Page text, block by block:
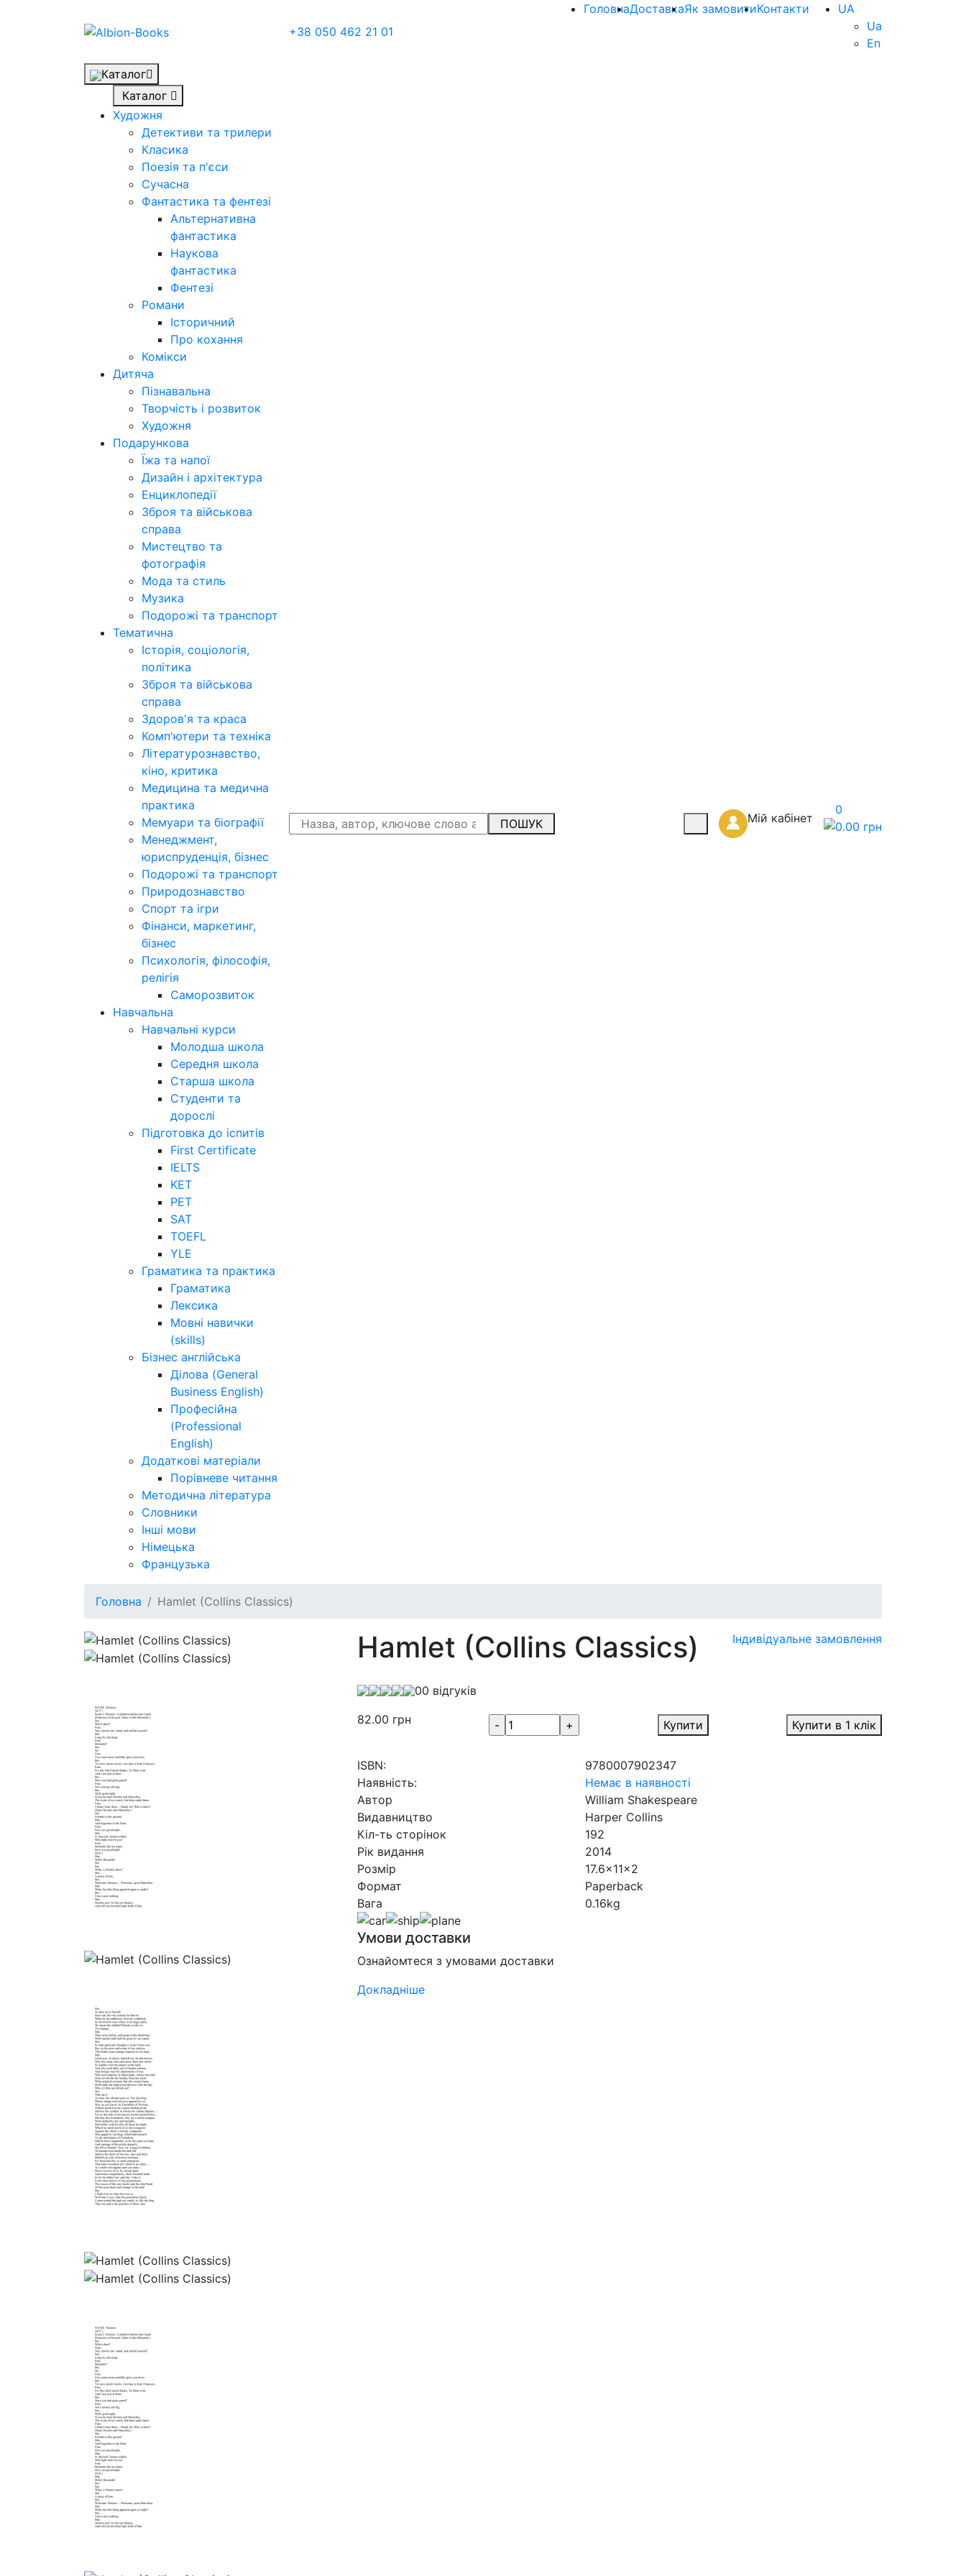
+38 050 462 21 01
ГоловнаДоставкаЯк замовитиКонтакти
UA
Ua
En
Каталог
Каталог
Художня
Детективи та трилери
Класика
Поезія та п'єси
Сучасна
Фантастика та фентезі
Альтернативна
фантастика
Наукова
фантастика
Фентезі
Романи
Історичний
Про кохання
Комікси
Дитяча
Пізнавальна
Творчість і розвиток
Художня
Подарункова
Їжа та напої
Дизайн і архітектура
Енциклопедії
Зброя та військова
справа
Мистецтво та
фотографія
Мода та стиль
Музика
Подорожі та транспорт
Тематична
Історія, соціологія,
політика
Зброя та військова
справа
Здоров'я та краса
Комп'ютери та техніка
Літературознавство,
кіно, критика
Медицина та медична
практика
Мемуари та біографії
Менеджмент,
юриспруденція, бізнес
Подорожі та транспорт
Природознавство
Спорт та ігри
Фінанси, маркетинг,
бізнес
Психологія, філософія,
релігія
Саморозвиток
Навчальна
Навчальні курси
Молодша школа
Середня школа
Старша школа
Студенти та
дорослі
Підготовка до іспитів
First Certificate
IELTS
KET
PET
SAT
TOEFL
YLE
Граматика та практика
Граматика
Лексика
Мовні навички
(skills)
Бізнес англійська
Ділова (General
Business English)
Професійна
(Professional
English)
Додаткові матеріали
Порівневе читання
Методична література
Словники
Інші мови
Німецька
Французька
ПОШУК Мій кабінет
0
0.00 грн
Головна Hamlet (Collins Classics)
Hamlet (Collins Classics) Індивідуальне замовлення
00 відгуків
82.00 грн Купити Купити в 1 клік
ISBN:
9780007902347
Наявність:
Немає в наявності
Автор
William Shakespeare
Видавництво
Harper Collins
Кіл-ть сторінок
192
Рік видання
2014
Розмір
17.6x11x2
Формат
Paperback
Вага
0.16kg
Умови доставки
Ознайомтеся з умовами доставки
Докладніше